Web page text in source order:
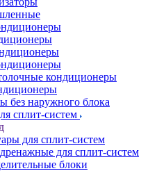
кондиционеры
без наружного блока
сплит-систем
для сплит-систем
для сплит-систем
блоки